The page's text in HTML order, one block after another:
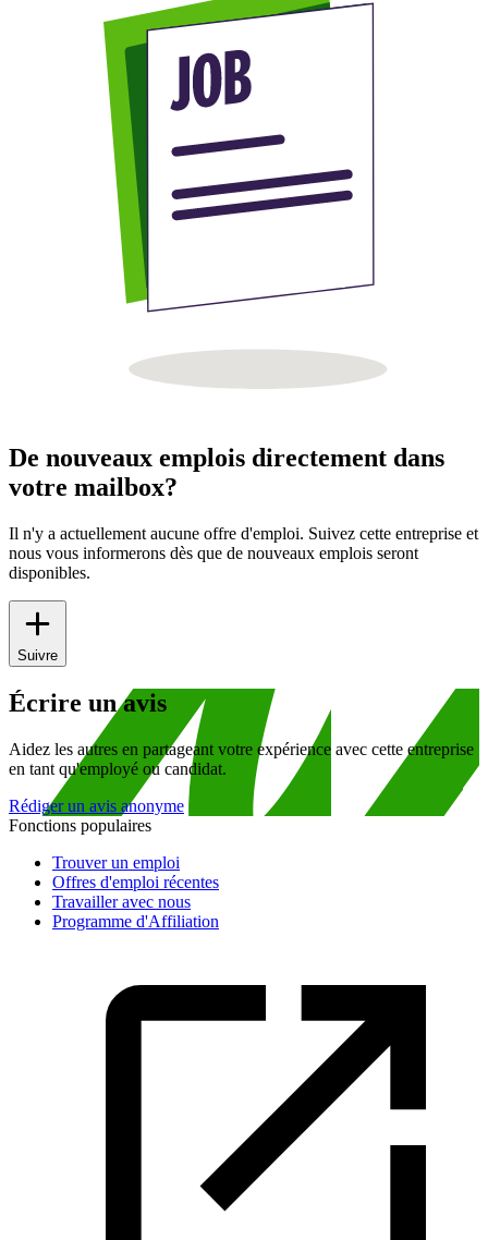
De nouveaux emplois directement dans
votre mailbox?
Il n'y a actuellement aucune offre d'emploi. Suivez cette entreprise et
nous vous informerons dès que de nouveaux emplois seront
disponibles.
Suivre
Écrire un avis
Aidez les autres en partageant votre expérience avec cette entreprise
en tant qu'employé ou candidat.
Rédiger un avis anonyme
Fonctions populaires
Trouver un emploi
Offres d'emploi récentes
Travailler avec nous
Programme d'Affiliation